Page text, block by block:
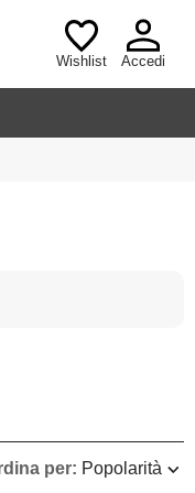
Wishlist Accedi
per: Popolarità